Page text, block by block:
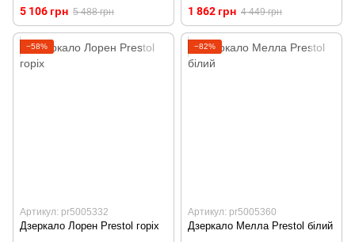
5 106 грн 5 488 грн 1 862 грн 4 449 грн
−58%
Артикул: pr5005332
Дзеркало Лорен Prestol горіх
−82%
Артикул: pr5005360
Дзеркало Мелла Prestol білий